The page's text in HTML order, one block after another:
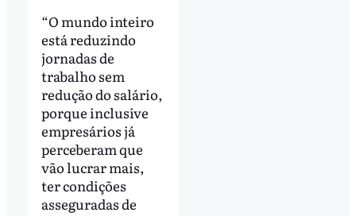
“O mundo inteiro
está reduzindo
jornadas de
trabalho sem
redução do salário,
porque inclusive
empresários já
perceberam que
vão lucrar mais,
ter condições
asseguradas de